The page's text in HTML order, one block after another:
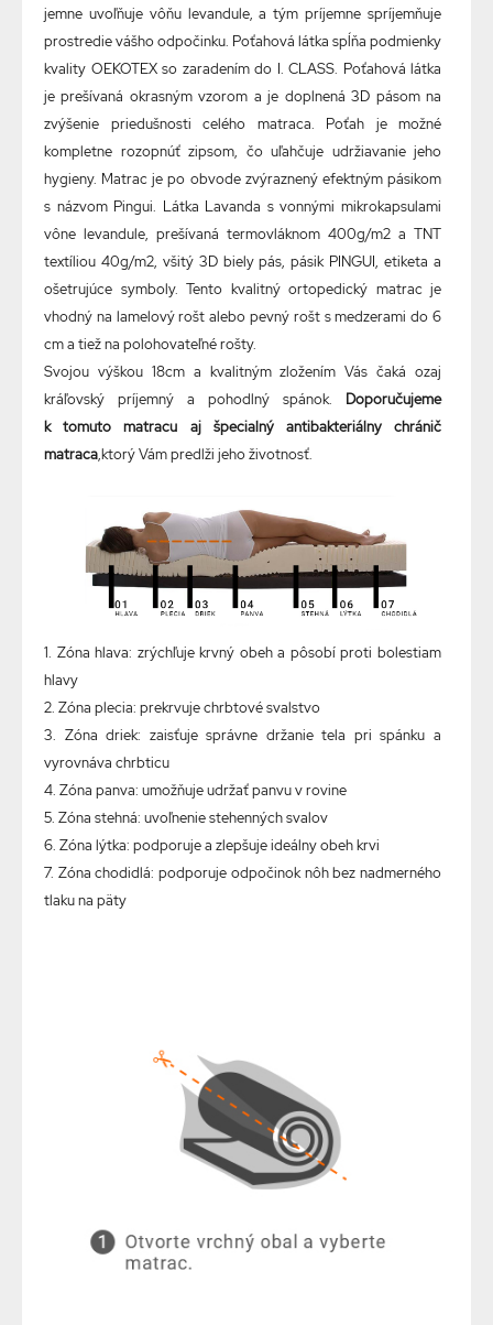
jemne uvoľňuje vôňu levandule, a tým príjemne spríjemňuje
prostredie vášho odpočinku. Poťahová látka spĺňa podmienky
kvality OEKOTEX so zaradením do I. CLASS. Poťahová látka
je prešívaná okrasným vzorom a je doplnená 3D pásom na
zvýšenie priedušnosti celého matraca. Poťah je možné
kompletne rozopnúť zipsom, čo uľahčuje udržiavanie jeho
hygieny. Matrac je po obvode zvýraznený efektným pásikom
s názvom Pingui. Látka Lavanda s vonnými mikrokapsulami
vône levandule, prešívaná termovláknom 400g/m2 a TNT
textíliou 40g/m2, všitý 3D biely pás, pásik PINGUI, etiketa a
ošetrujúce symboly. Tento kvalitný ortopedický matrac je
vhodný na lamelový rošt alebo pevný rošt s medzerami do 6
cm a tiež na polohovateľné rošty.
Svojou výškou 18cm a kvalitným zložením Vás čaká ozaj
kráľovský príjemný a pohodlný spánok. Doporučujeme
k tomuto matracu aj špecialný antibakteriálny chránič
matraca,ktorý Vám predlži jeho životnosť.
1. Zóna hlava: zrýchľuje krvný obeh a pôsobí proti bolestiam
hlavy
2. Zóna plecia: prekrvuje chrbtové svalstvo
3. Zóna driek: zaisťuje správne držanie tela pri spánku a
vyrovnáva chrbticu
4. Zóna panva: umožňuje udržať panvu v rovine
5. Zóna stehná: uvoľnenie stehenných svalov
6. Zóna lýtka: podporuje a zlepšuje ideálny obeh krvi
7. Zóna chodidlá: podporuje odpočinok nôh bez nadmerného
tlaku na päty